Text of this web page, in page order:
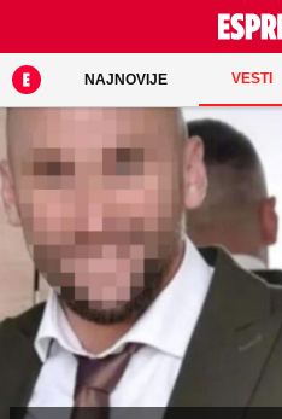
NAJNOVIJE VESTI